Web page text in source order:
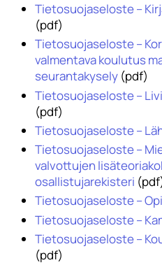
Tietosuojaseloste –
(pdf)
Tietosuojaseloste –
valmentava koulutus
seurantakysely (pdf)
Tietosuojaseloste –
(pdf)
Tietosuojaseloste –
Tietosuojaseloste –
valvottujen
osallistujarekisteri
Tietosuojaseloste –
Tietosuojaseloste –
Tietosuojaseloste –
(pdf)